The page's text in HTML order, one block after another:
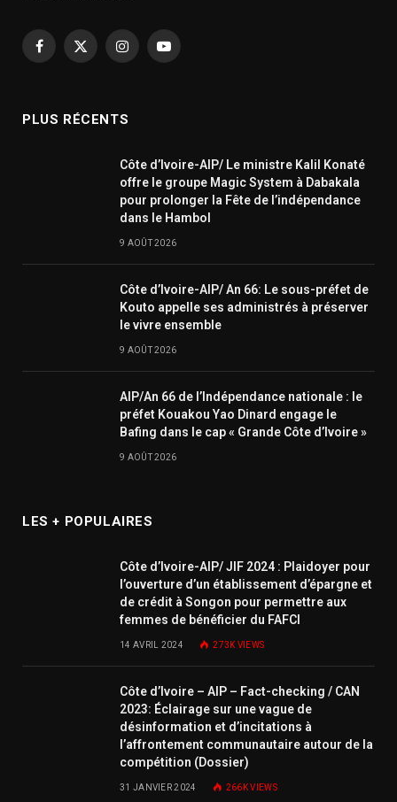
Facebook
X
InstagramYouTube
PLUS RÉCENTS
Côte d’Ivoire-AIP/ Le ministre Kalil Konaté
offre le groupe Magic System à Dabakala
pour prolonger la Fête de l’indépendance
dans le Hambol
9 AOÛT 2026
Côte d’Ivoire-AIP/ An 66: Le sous-préfet de
Kouto appelle ses administrés à préserver
le vivre ensemble
9 AOÛT 2026
AIP/An 66 de l’Indépendance nationale : le
préfet Kouakou Yao Dinard engage le
Bafing dans le cap « Grande Côte d’Ivoire »
9 AOÛT 2026
LES + POPULAIRES
Côte d’Ivoire-AIP/ JIF 2024 : Plaidoyer pour
l’ouverture d’un établissement d’épargne et
de crédit à Songon pour permettre aux
femmes de bénéficier du FAFCI
14 AVRIL 2024 273K VIEWS
Côte d’Ivoire – AIP – Fact-checking / CAN
2023: Éclairage sur une vague de
désinformation et d’incitations à
l’affrontement communautaire autour de la
compétition (Dossier)
31 JANVIER 2024 266KVIEWS